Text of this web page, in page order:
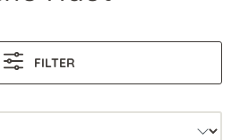
FILTER